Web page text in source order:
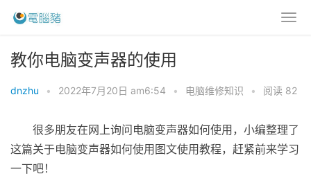
教你电脑变声器的使用
dnzhu • 2022年7月20日 am6:54 • 电脑维修知识 • 阅读 82
很多朋友在网上询问电脑变声器如何使用，小编整理了
这篇关于电脑变声器如何使用图文使用教程，赶紧前来学习
一下吧！